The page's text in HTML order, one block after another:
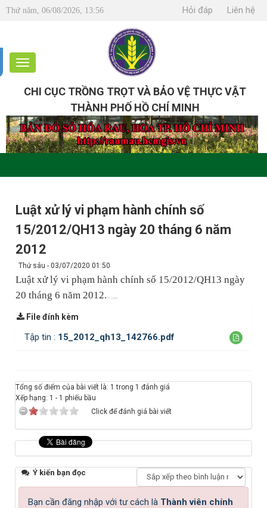
Thứ năm, 06/08/2026, 13:56 Hỏi đáp Liên hệ
CHI CỤC TRỒNG TRỌT VÀ BẢO VỆ THỰC VẬT
THÀNH PHỐ HỒ CHÍ MINH
Luật xử lý vi phạm hành chính số
15/2012/QH13 ngày 20 tháng 6 năm
2012
Thứ sáu - 03/07/2020 01:50
Luật xử lý vi phạm hành chính số 15/2012/QH13 ngày
20 tháng 6 năm 2012.
File đính kèm
Tập tin : 15_2012_qh13_142766.pdf
Tổng số điểm của bài viết là: 1 trong 1 đánh giá
Xếp hạng: 1 - 1 phiếu bầu
Click để đánh giá bài viết
Ý kiến bạn đọc
Bạn cần đăng nhập với tư cách là Thành viên chính